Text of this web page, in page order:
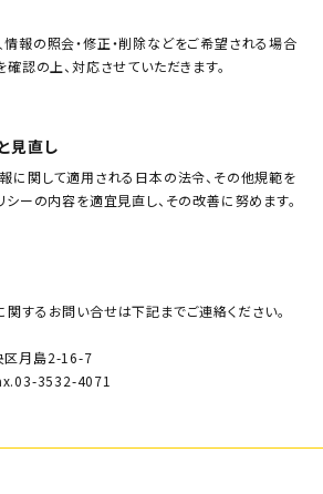
報の照会・修正・削除などをご希望される場合
認の上、対応させていただきます。
見直し
に関して適用される日本の法令、その他規範を
シーの内容を適宜見直し、その改善に努めます。
するお問い合せは下記までご連絡ください。
区月島2-16-7
3532-4071